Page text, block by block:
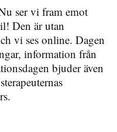
ser vi fram emot
Den är utan
vi ses online. Dagen
information från
bjuder även